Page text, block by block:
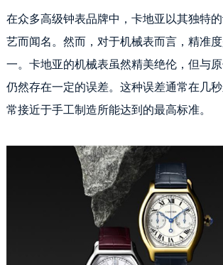
在众多高级钟表品牌中，卡地亚以其独特
艺而闻名。然而，对于机械表而言，精准
一。卡地亚的机械表虽然精美绝伦，但与
仍然存在一定的误差。这种误差通常在几
常接近于手工制造所能达到的最高标准。